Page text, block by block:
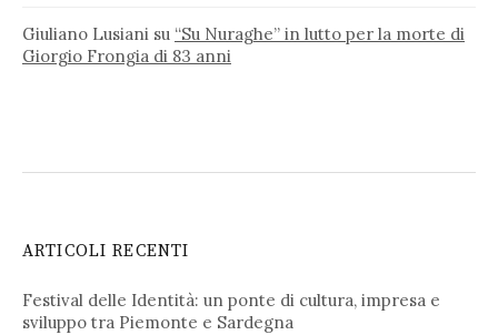
Giuliano Lusiani su “Su Nuraghe” in lutto per la morte di
Giorgio Frongia di 83 anni
ARTICOLI RECENTI
Festival delle Identità: un ponte di cultura, impresa e
sviluppo tra Piemonte e Sardegna